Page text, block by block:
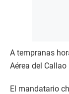
A tempranas
Aérea del
El mandatario